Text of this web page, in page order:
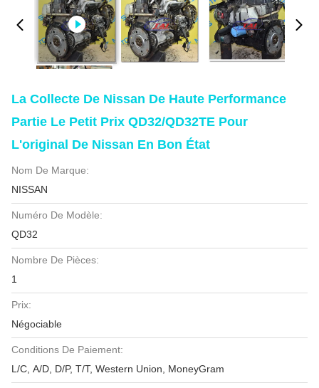
La Collecte De Nissan De Haute Performance
Partie Le Petit Prix QD32/QD32TE Pour
L'original De Nissan En Bon État
Nom De Marque:
NISSAN
Numéro De Modèle:
QD32
Nombre De Pièces:
1
Prix:
Négociable
Conditions De Paiement:
L/C, A/D, D/P, T/T, Western Union, MoneyGram